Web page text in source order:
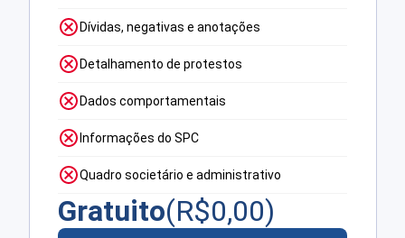
Dívidas, negativas e anotações
Detalhamento de protestos
Dados comportamentais
Informações do SPC
Quadro societário e administrativo
Gratuito(R$0,00)